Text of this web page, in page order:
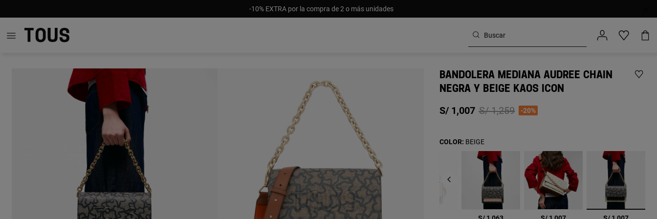
-10% EXTRA por la compra de 2 o más unidades
BANDOLERA MEDIANA AUDREE CHAIN
NEGRA Y BEIGE KAOS ICON
S/ 1,007 Price reduced from
S/ 1,259to-20%
Sin stock Sin stock Sin stock
COLOR: BEIGE